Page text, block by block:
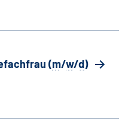
(m/w/d)